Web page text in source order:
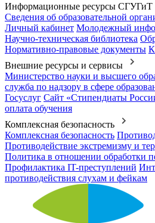
Информационные ресурсы СГУГиТ
Сведения об образовательной
Личный кабинет Молодежный
Научно-техническая библиотека
Нормативно-правовые документы
Внешние ресурсы и сервисы
Министерство науки и высшего
служба по надзору в сфере
Госуслуг Сайт «Стипендиаты
оплата обучения
Комплексная безопасность
Комплексная безопасность
Противодействие экстремизму и
Политика в отношении обработки
Профилактика IT-преступлений
противодействия слухам и фейкам